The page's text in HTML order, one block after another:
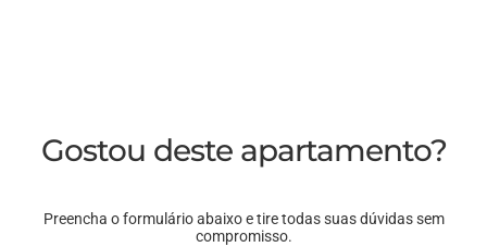
Gostou deste apartamento?
Preencha o formulário abaixo e tire todas suas dúvidas sem
compromisso.